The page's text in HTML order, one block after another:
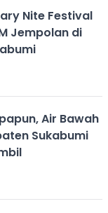
Nite Festival
Jempolan di
Air Bawah
Sukabumi